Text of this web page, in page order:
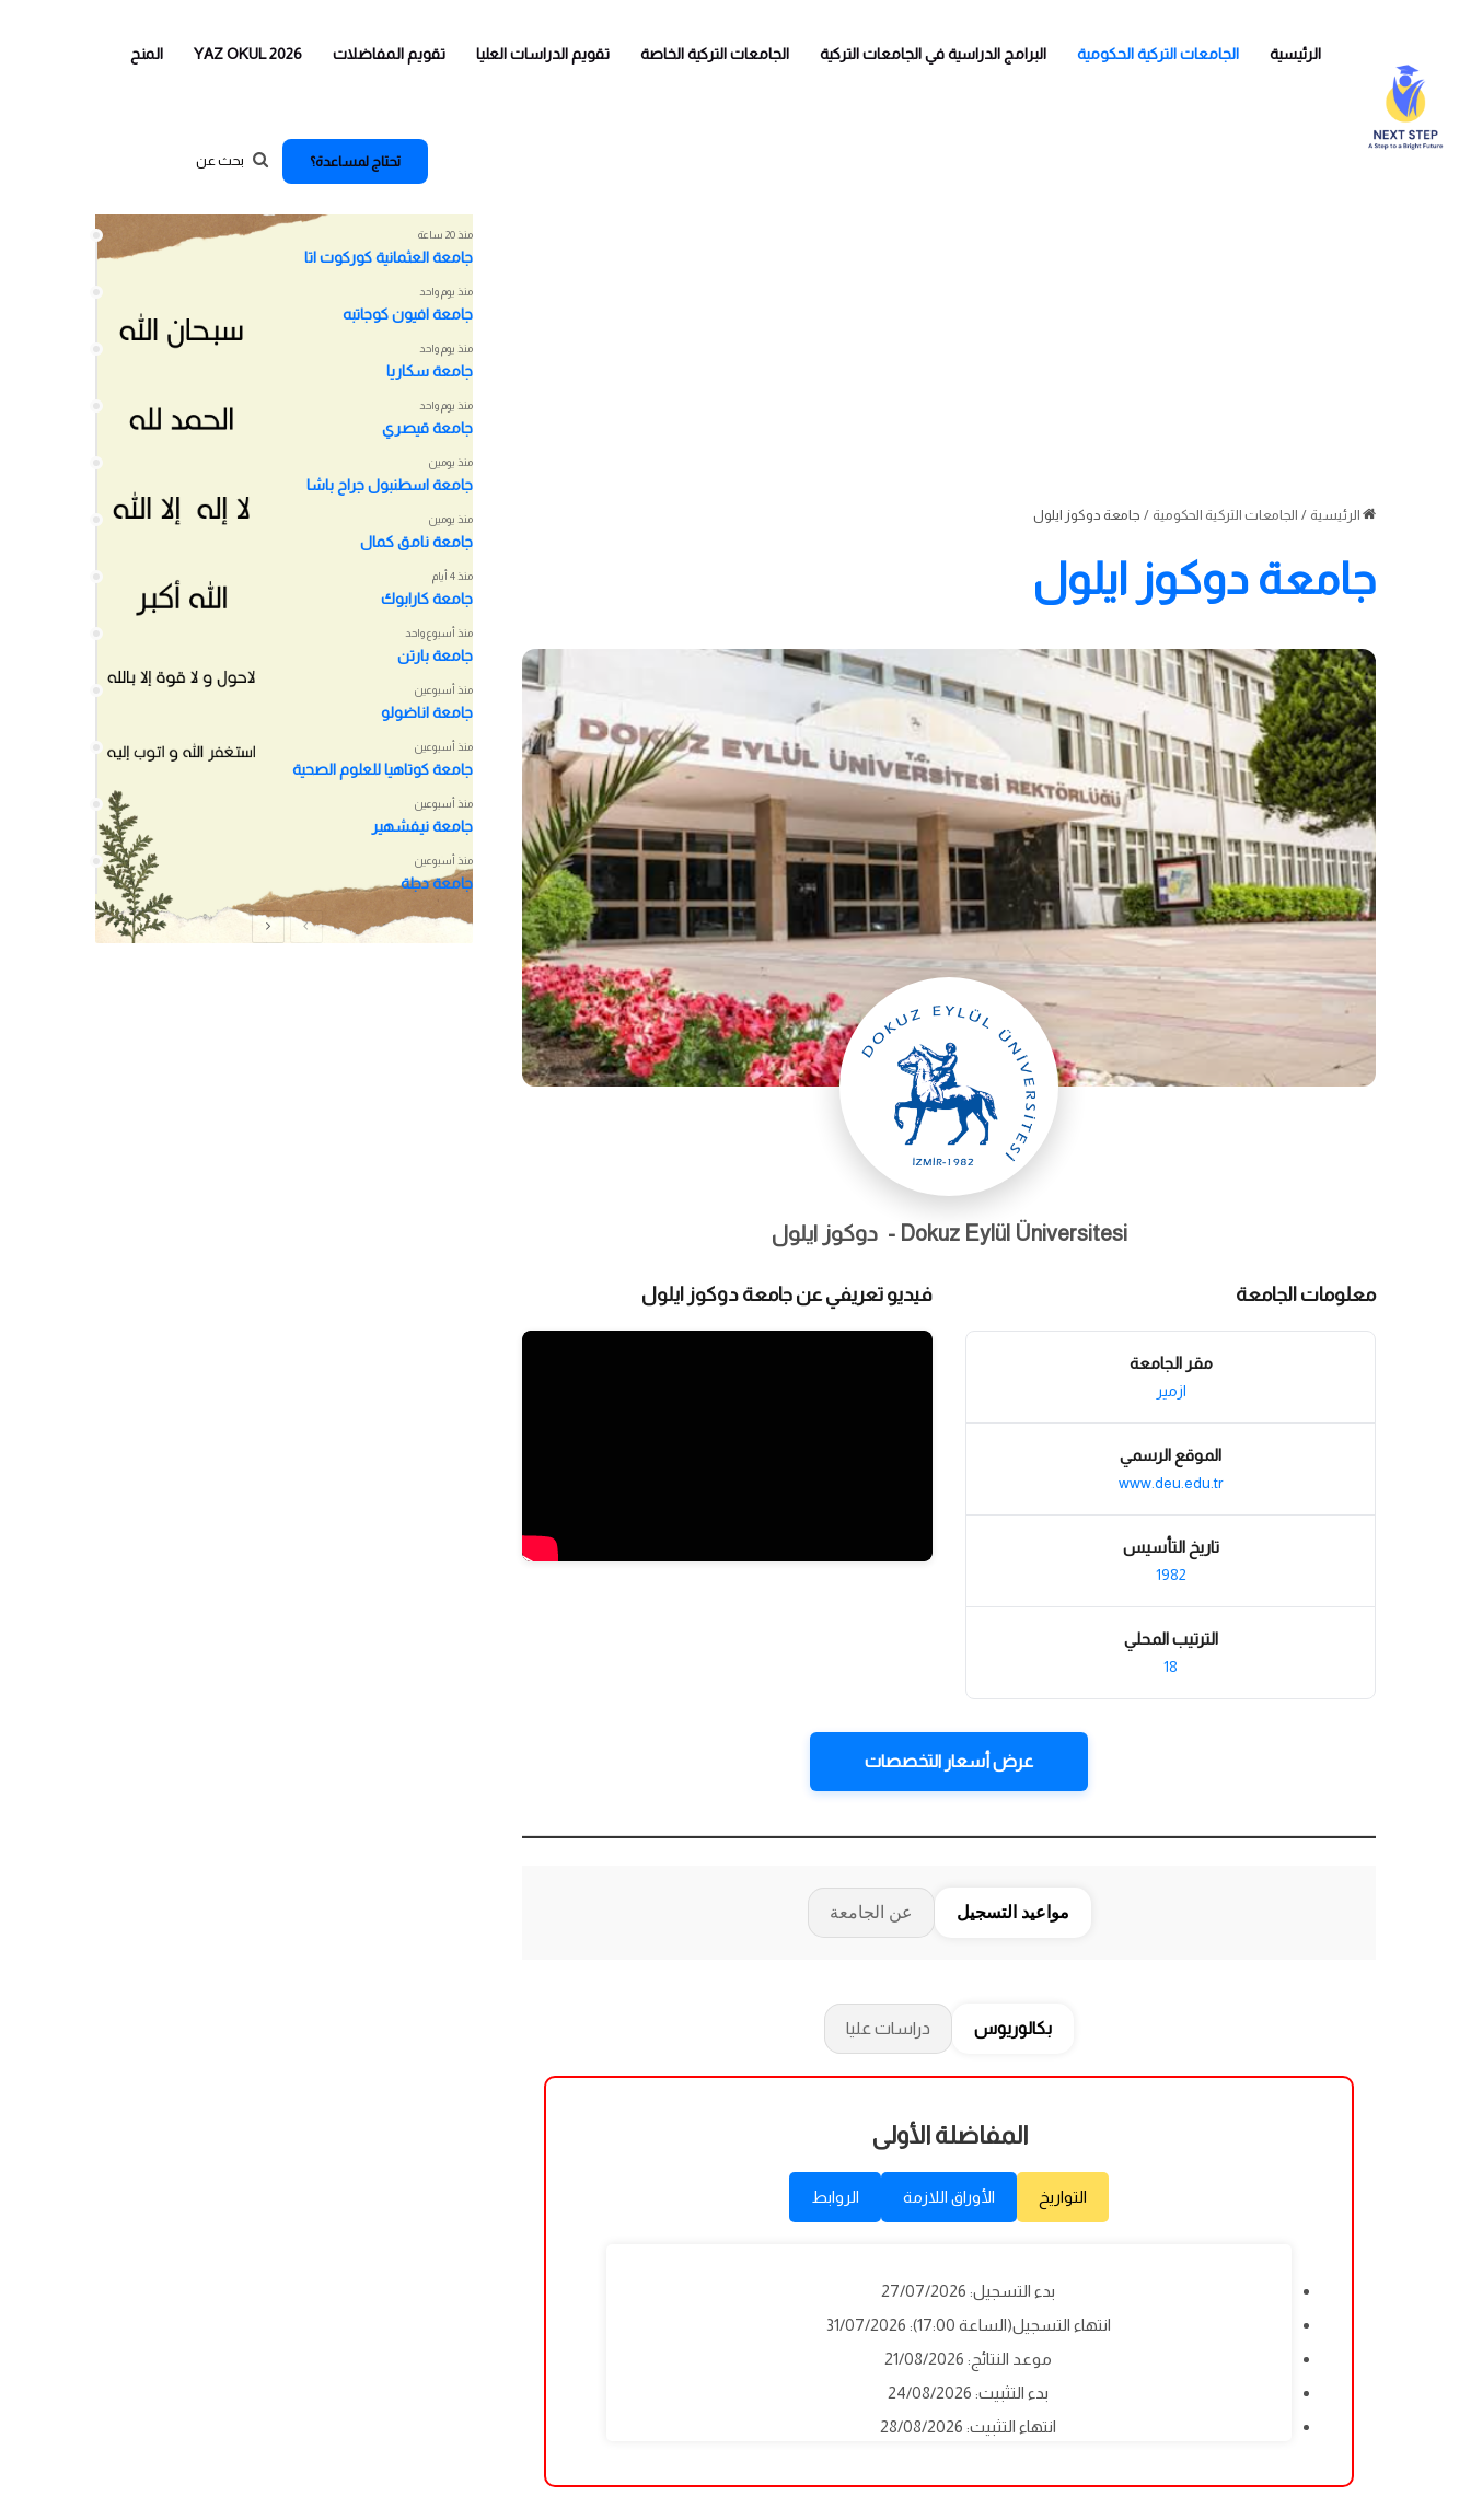
الرئيسية الجامعات التركية الحكومية البرامج الدراسية في الجامعات التركية الجامعات التركية الخاصة تقويم الدراسات العليا تقويم المفاضلات YAZ OKUL 2026 المنح
تحتاج لمساعدة؟
الرئيسية / الجامعات التركية الحكومية / جامعة دوكوز ايلول
جامعة دوكوز ايلول
Dokuz Eylül Üniversitesi - دوكوز ايلول
معلومات الجامعة
مقر الجامعة
ازمير
الموقع الرسمي
www.deu.edu.tr
تاريخ التأسيس
1982
الترتيب المحلي
18
فيديو تعريفي عن جامعة دوكوز ايلول
عرض أسعار التخصصات
مواعيد التسجيل عن الجامعة
بكالوريوس دراسات عليا
المفاضلة الأولى
التواريخ الأوراق اللازمة الروابط
بدء التسجيل: 27/07/2026
انتهاء التسجيل(الساعة 17:00): 31/07/2026
موعد النتائج: 21/08/2026
بدء التثبيت: 24/08/2026
انتهاء التثبيت: 28/08/2026
اخر الاخبار
منذ 20 ساعة
جامعة العثمانية كوركوت اتا
منذ يوم واحد
جامعة افيون كوجاتبه
منذ يوم واحد
جامعة سكاريا
منذ يوم واحد
جامعة قيصري
منذ يومين
جامعة اسطنبول جراح باشا
منذ يومين
جامعة نامق كمال
منذ 4 أيام
جامعة كارابوك
منذ أسبوع واحد
جامعة بارتن
منذ أسبوعين
جامعة اناضولو
منذ أسبوعين
جامعة كوتاهيا للعلوم الصحية
منذ أسبوعين
جامعة نيفشهير
منذ أسبوعين
جامعة دجلة